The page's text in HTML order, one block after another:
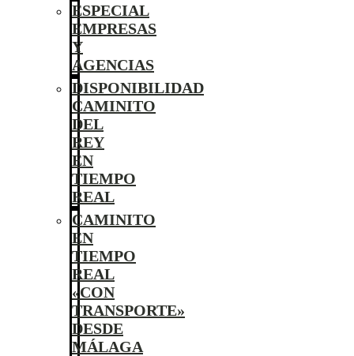
ESPECIAL
EMPRESAS
Y
AGENCIAS
DISPONIBILIDAD
CAMINITO
DEL
REY
EN
TIEMPO
REAL
CAMINITO
EN
TIEMPO
REAL
«CON
TRANSPORTE»
DESDE
MÁLAGA